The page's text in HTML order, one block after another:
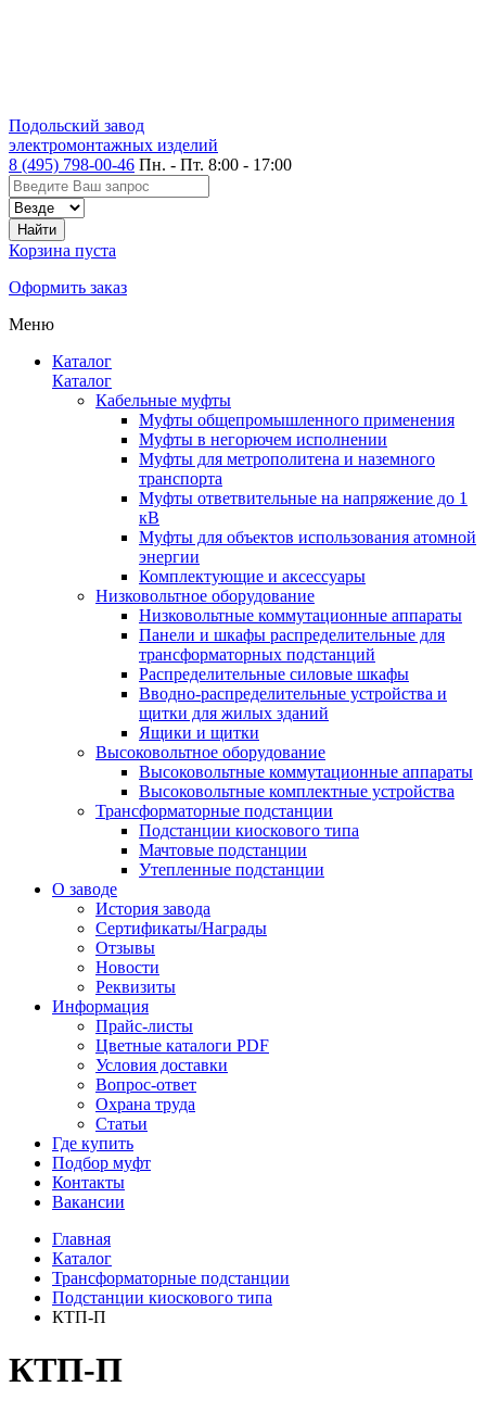
Подольский завод
электромонтажных изделий
8 (495) 798-00-46 Пн. - Пт. 8:00 - 17:00
Корзина пуста
Оформить заказ
Меню
Каталог
Каталог
Кабельные муфты
Муфты общепромышленного применения
Муфты в негорючем исполнении
Муфты для метрополитена и наземного
транспорта
Муфты ответвительные на напряжение до 1
кВ
Муфты для объектов использования атомной
энергии
Комплектующие и аксессуары
Низковольтное оборудование
Низковольтные коммутационные аппараты
Панели и шкафы распределительные для
трансформаторных подстанций
Распределительные силовые шкафы
Вводно-распределительные устройства и
щитки для жилых зданий
Ящики и щитки
Высоковольтное оборудование
Высоковольтные коммутационные аппараты
Высоковольтные комплектные устройства
Трансформаторные подстанции
Подстанции киоскового типа
Мачтовые подстанции
Утепленные подстанции
О заводе
История завода
Сертификаты/Награды
Отзывы
Новости
Реквизиты
Информация
Прайс-листы
Цветные каталоги PDF
Условия доставки
Вопрос-ответ
Охрана труда
Статьи
Где купить
Подбор муфт
Контакты
Вакансии
Главная
Каталог
Трансформаторные подстанции
Подстанции киоскового типа
КТП-П
КТП-П